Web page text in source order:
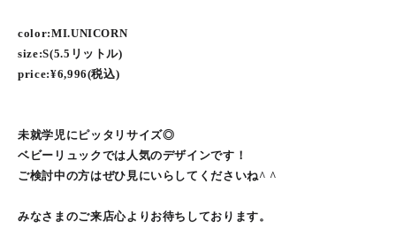
color:MI.UNICORN
size:S(5.5リットル)
price:¥6,996(税込)
未就学児にピッタリサイズ◎
ベビーリュックでは人気のデザインです！
ご検討中の方はぜひ見にいらしてくださいね^ ^
みなさまのご来店心よりお待ちしております。